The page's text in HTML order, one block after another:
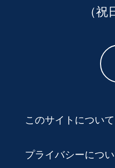
（
このサイトについて
プライバシーにつ